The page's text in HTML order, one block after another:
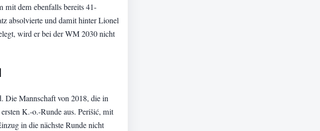
mit dem ebenfalls bereits 41-
absolvierte und damit hinter Lionel
wird er bei der WM 2030 nicht
Die Mannschaft von 2018, die in
K.-o.-Runde aus. Perišić, mit
in die nächste Runde nicht